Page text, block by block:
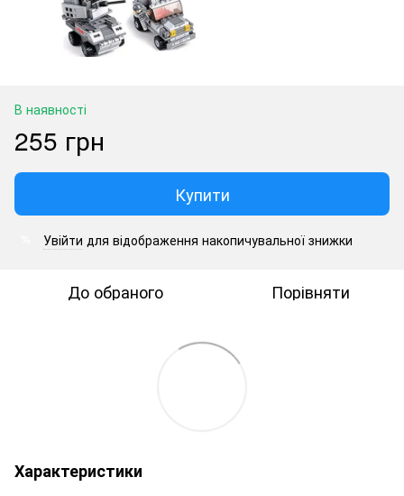
В наявності
255 грн
Купити
Увійти для відображення накопичувальної знижки
До обраного Порівняти
Характеристики